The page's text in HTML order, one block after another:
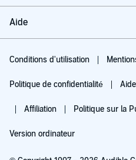
Aide
Conditions d'utilisation
Politique de confidentialité Aide
Affiliation Politique sur la
Version ordinateur